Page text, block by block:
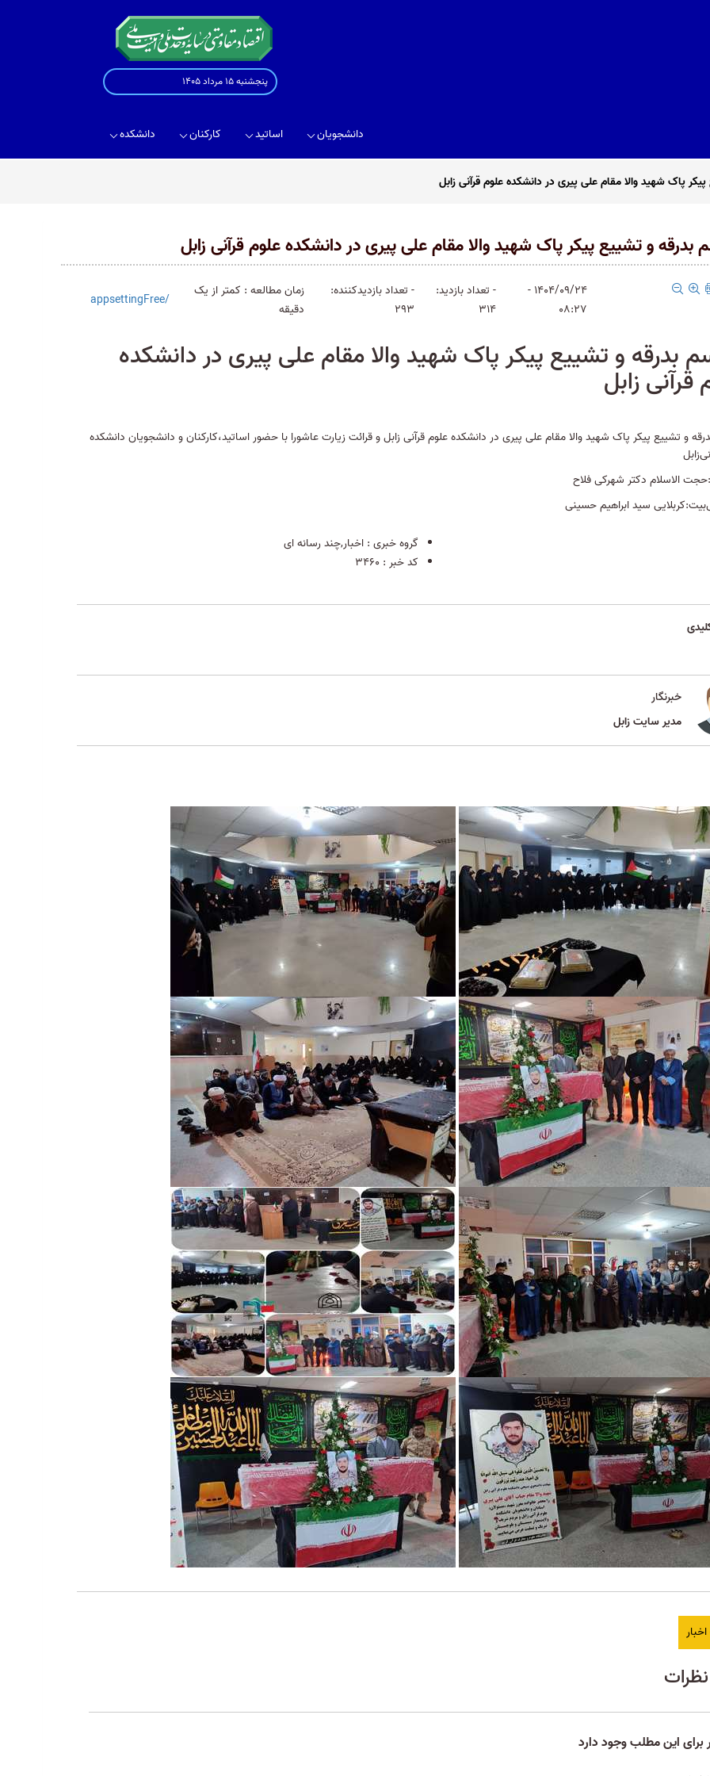
پنجشنبه 15 مرداد 1405
دانشکده کارکنان اساتید دانشجویان
پاک شهید والا مقام علی پیری در دانشکده علوم قرآنی زابل
بدرقه و تشییع پیکر پاک شهید والا مقام علی پیری در دانشکده علوم قرآنی زابل
1404/09/24 -
08:27
- تعداد بازدید:
314
- تعداد بازدیدکننده:
293
زمان مطالعه : کمتر از یک
دقیقه
/appsettingFree
بدرقه و تشییع پیکر پاک شهید والا مقام علی پیری در دانشکده
قرآنی زابل
و تشییع پیکر پاک شهید والا مقام علی پیری در دانشکده علوم قرآنی زابل و قرائت‌ زیارت‌ عاشورا با حضور اساتید،کارکنان و دانشجویان دانشکده
الاسلام دکتر شهرکی فلاح
سید ابراهیم حسینی
گروه خبری : اخبار,چند رسانه ای
کد خبر : 3460
خبرنگار
مدیر سایت زابل
نظرات